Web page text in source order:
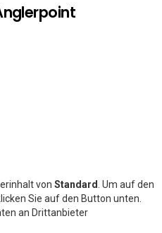
von Standard . Um auf den
Sie auf den Button unten.
an Drittanbieter